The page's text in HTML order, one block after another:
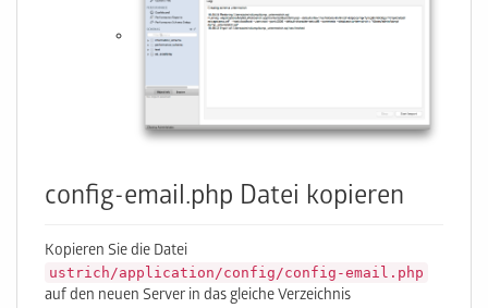
config-email.php Datei kopieren
Kopieren Sie die Datei
ustrich/application/config/config-email.php
auf den neuen Server in das gleiche Verzeichnis